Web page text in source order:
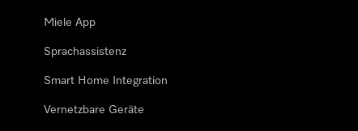
Miele App
Sprachassistenz
Smart Home Integration
Vernetzbare Geräte